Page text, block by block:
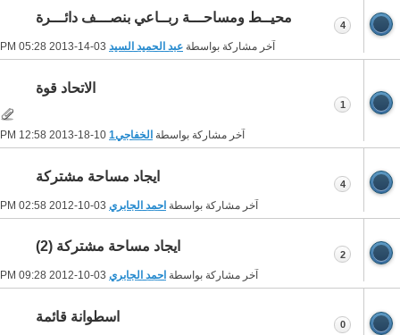
محيــط ومساحـــة ربــاعي بنصـــف دائـــرة
آخر مشاركة بواسطة عبد الحميد السيد 05:28 PM
4
الاتحاد قوة
آخر مشاركة بواسطة الخفاجي1 12:58 PM
1
ايجاد مساحة مشتركة
آخر مشاركة بواسطة احمد الجابري 02:58 PM
4
ايجاد مساحة مشتركة (2)
آخر مشاركة بواسطة احمد الجابري 09:28 PM
2
اسطوانة قائمة
0